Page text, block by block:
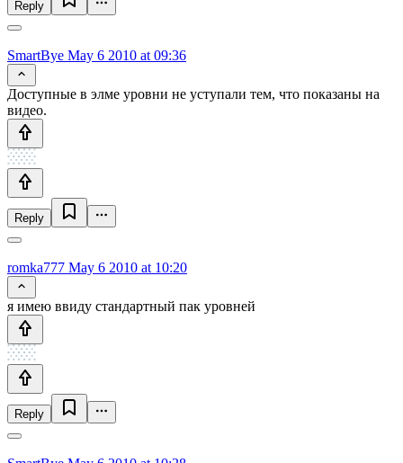
Reply
SmartBye May 6 2010 at 09:36
Доступные в элме уровни не уступали тем, что показаны на
видео.
Reply
romka777 May 6 2010 at 10:20
я имею ввиду стандартный пак уровней
Reply